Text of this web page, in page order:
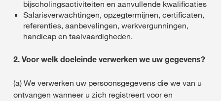
bijscholingsactiviteiten en aanvullende kwalificaties
Salarisverwachtingen, opzegtermijnen, certificaten,
referenties, aanbevelingen, werkvergunningen,
handicap en taalvaardigheden.
2. Voor welk doeleinde verwerken we uw gegevens?
(a) We verwerken uw persoonsgegevens die we van u
ontvangen wanneer u zich registreert voor en